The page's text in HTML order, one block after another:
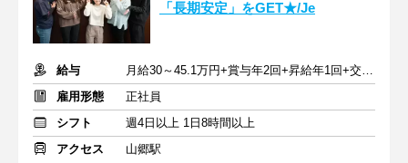
「長期安定」をGET★/Je
給与
月給30～45.1万円+賞与年2回+昇給年1回+交通費全額
雇用形態
正社員
シフト
週4日以上 1日8時間以上
アクセス
山郷駅